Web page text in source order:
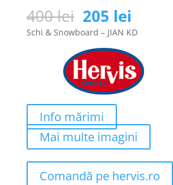
pe baza a
de
evaluări
400lei Prețul
inițial
a
fost:
400 lei.
205 lei
curent
este:
205 lei.
Schi & Snowboard – JIAN KD
Info mărimi
Mai multe imagini
Comandă pe hervis.ro